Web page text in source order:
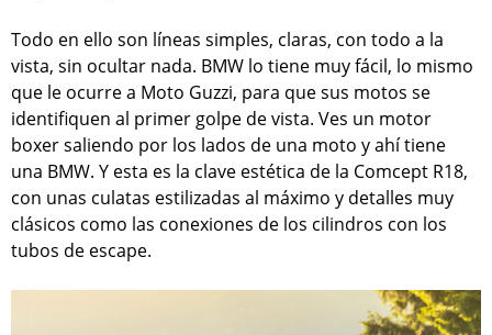
Todo en ello son líneas simples, claras, con todo a la
vista, sin ocultar nada. BMW lo tiene muy fácil, lo mismo
que le ocurre a Moto Guzzi, para que sus motos se
identifiquen al primer golpe de vista. Ves un motor
boxer saliendo por los lados de una moto y ahí tiene
una BMW. Y esta es la clave estética de la Comcept R18,
con unas culatas estilizadas al máximo y detalles muy
clásicos como las conexiones de los cilindros con los
tubos de escape.